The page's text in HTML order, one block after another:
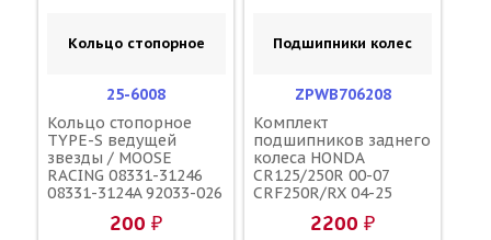
Кольцо стопорное
25-6008
Кольцо стопорное
TYPE-S ведущей
звезды / MOOSE
RACING 08331-31246
08331-3124A 92033-026
200 ₽
Подшипники колес
ZPWB706208
Комплект
подшипников заднего
колеса HONDA
CR125/250R 00-07
CRF250R/RX 04-25
CRF450R/RX 02-25
2200 ₽